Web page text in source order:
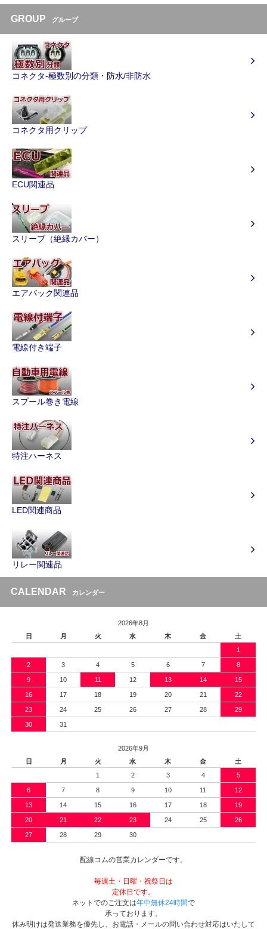
GROUP グループ
コネクタ-極数別の分類・防水/非防水
コネクタ用クリップ
ECU関連品
スリーブ（絶縁カバー）
エアバック関連品
電線付き端子
スプール巻き電線
特注ハーネス
LED関連商品
リレー関連品
CALENDAR カレンダー
2026年8月
日
月 火 水 木 金
土
1
2 3 4 5 6 7 8
9 10 11 12 13 14 15
16 17 18 19 20 21 22
23 24 25 26 27 28 29
30 31
2026年9月
日
月 火 水 木 金
土
1
2 3 4 5
6 7 8 9 10 11 12
13 14 15 16 17 18 19
20 21 22 23 24 25 26
27 28 29 30
配線コムの営業カレンダーです。
毎週土・日曜・祝祭日は
定休日です。
ネットでのご注文は年中無休24時間で
承っております。
休み明けは発送業務を優先し、お電話・メールの問い合わせ対応はいたして